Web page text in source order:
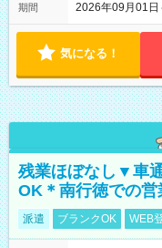
期間 2026年09月01
気になる！
残業ほぼなし▼車
OK＊南行徳での営
派遣 ブランクOK WEB